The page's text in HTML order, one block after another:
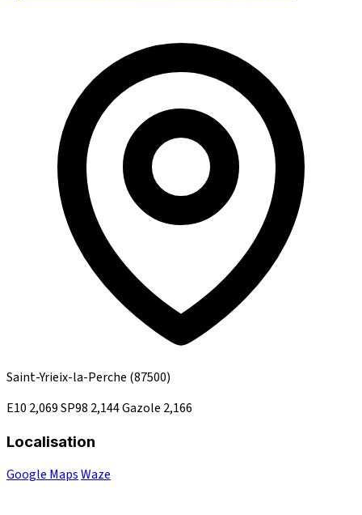
Saint-Yrieix-la-Perche (87500)
E10 2,069SP98 2,144Gazole 2,166
Localisation
Google MapsWaze